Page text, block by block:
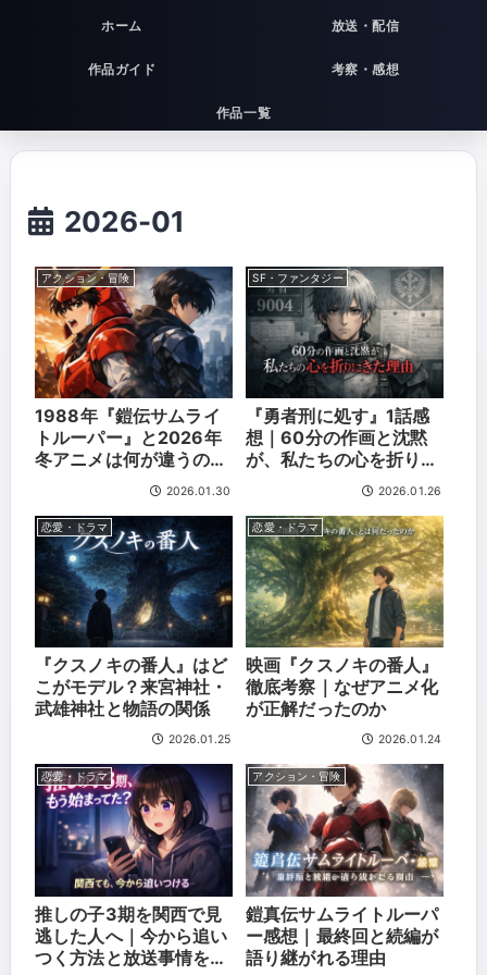
ホーム 放送・配信
作品ガイド 考察・感想
作品一覧
2026-01
アクション・冒険
1988年『鎧伝サムライ
トルーパー』と2026年
冬アニメは何が違うのか
｜ヒーロー像・声優・演
出の決定的断絶
2026.01.30
SF・ファンタジー
『勇者刑に処す』1話感
想｜60分の作画と沈黙
が、私たちの心を折りに
2026.01.26
恋愛・ドラマ
『クスノキの番人』はど
こがモデル？来宮神社・
武雄神社と物語の関係
2026.01.25
恋愛・ドラマ
映画『クスノキの番人』
徹底考察｜なぜアニメ化
が正解だったのか
2026.01.24
恋愛・ドラマ
推しの子3期を関西で見
逃した人へ｜今から追い
つく方法と放送事情を全
アクション・冒険
鎧真伝サムライトルーパ
ー感想｜最終回と続編が
語り継がれる理由